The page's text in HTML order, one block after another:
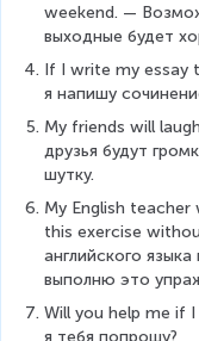
weekend. —
выходные будет
If I write my essay
я напишу
My friends will
друзья будут
шутку.
My English
this exercise
английского
выполню это
Will you help me if
я тебя попрошу?